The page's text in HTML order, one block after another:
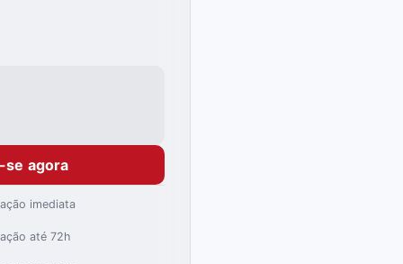
agora
imediata
até 72h